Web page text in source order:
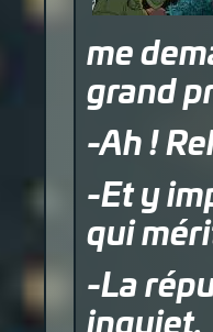
me
grand
-Ah !
-Et y
qui
-La